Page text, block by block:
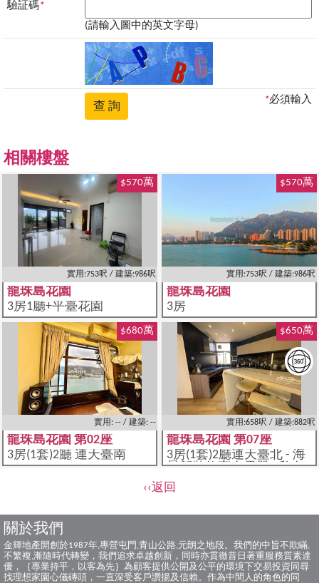
驗証碼*
(請輸入圖中的英文字母)
*必須輸入
相關樓盤
$570萬
實用:753呎 / 建築:986呎
龍珠島花園
3房1廳+平臺花園
$570萬
實用:753呎 / 建築:986呎
龍珠島花園
3房
$680萬
實用: -- / 建築: --
龍珠島花園 第02座
3房(1套)2廳 連天臺南
$650萬
實用:658呎 / 建築:882呎
龍珠島花園 第07座
3房(1套)2廳連天臺北 - 海
景新裝修齊全電器 , 私人
外置梯天臺, 實用間隔, 海
景包圍
‹‹返回
關於我們
金輝地產開創於1987年,專營屯門,青山公路,元朗之地段。我們的中旨不欺瞞,
不繁複,漸隨時代轉變，我們追求卓越創新，同時亦貫徹昔日著重服務質素達
優，｛專業持平，以客為先｝為顧客提供公開及公平的環境下交易投資同尋
找理想家園心儀磚頭，一直深受客戶讚揚及信賴。作為中間人的角色的同